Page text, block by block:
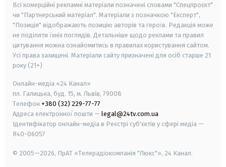
Всі комерційні рекламні матеріали позначені словами "Спецпроєкт"
чи "Партнерський матеріал". Матеріали з позначкою "Експерт",
"Позиція" відображають позицію авторів та героїв. Редакція може
не поділяти їхніх поглядів. Детальніше щодо реклами та правил
цитування можна ознайомитись в правилах користування сайтом.
Усі права захищені. Матеріали сайту призначені для осіб старше 21
року (21+)
Онлайн-медіа «24 Канал»
пл. Галицька, буд. 15, м. Львів, 79008
Телефон +380 (32) 229-77-77
Адреса електронної пошти — legal@24tv.com.ua
Ідентифікатор онлайн-медіа в Реєстрі суб'єктів у сфері медіа —
R40-06057
© 2005—2026, ПрАТ «Телерадіокомпанія "Люкс"», 24 Канал.